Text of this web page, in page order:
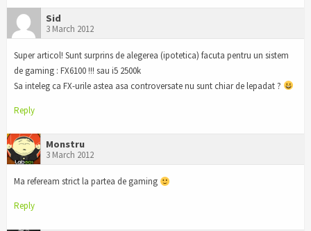
Sid
3 March 2012
Super articol! Sunt surprins de alegerea (ipotetica) facuta pentru un sistem
de gaming : FX6100 !!! sau i5 2500k
Sa inteleg ca FX-urile astea asa controversate nu sunt chiar de lepadat ?
Reply
Monstru
3 March 2012
Ma refeream strict la partea de gaming
Reply